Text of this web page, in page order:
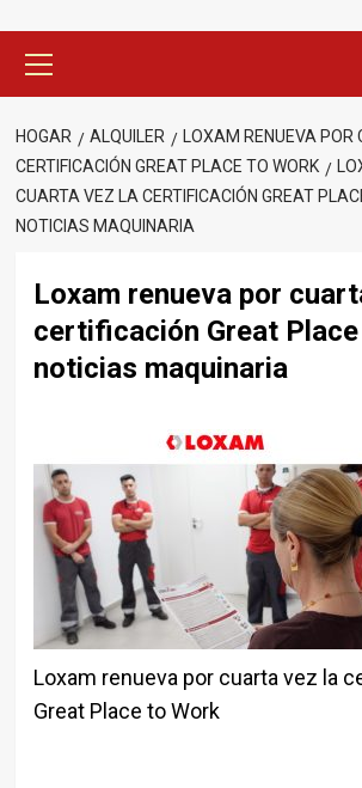
principal
HOGAR ALQUILER
LOXAM RENUEVA POR
CERTIFICACIÓN GREAT PLACE TO WORK
CUARTA VEZ LA CERTIFICACIÓN GREAT
NOTICIAS MAQUINARIA
Loxam renueva por
certificación Great
noticias maquinaria
Loxam renueva por cuarta vez la
Great Place to Work